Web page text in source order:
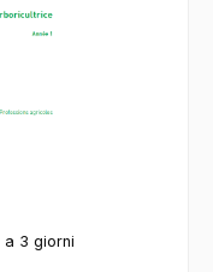
a 3 giorni